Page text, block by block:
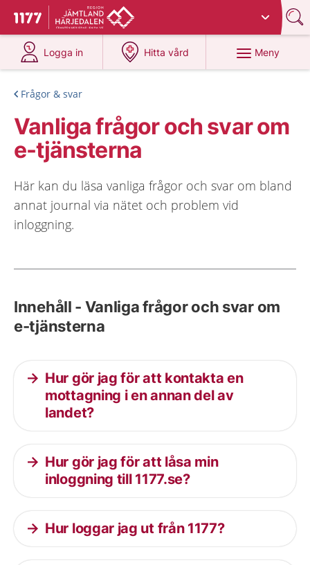
Till startsidan för 1177
Du har valt region
Logga in
på 1177.se
Hitta vård
på 1177.se
Meny
Frågor & svar
Vanliga frågor och svar om
e-tjänsterna
Här kan du läsa vanliga frågor och svar om bland
annat journal via nätet och problem vid
inloggning.
Innehåll - Vanliga frågor och svar om
e-tjänsterna
Hur gör jag för att kontakta en
mottagning i en annan del av
landet?
Hur gör jag för att låsa min
inloggning till 1177.se?
Hur loggar jag ut från 1177?